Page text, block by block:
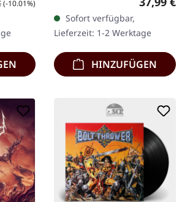
(-10.01%)
Transparent beige/braun
marmoriertes Doppel-
Vinyl im Gatefold Cover…
Sofort verfügbar,
Lieferzeit: 1-2 Werktage
HINZUFÜGEN